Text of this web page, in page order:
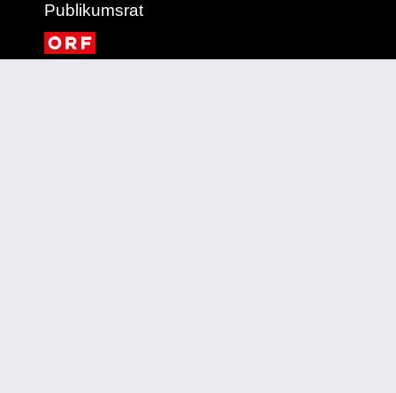
Publikumsrat